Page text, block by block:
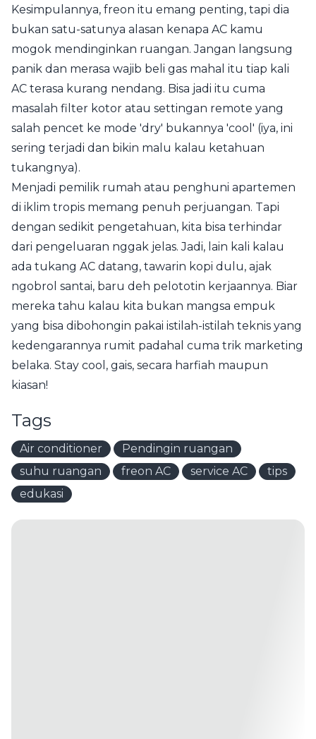
Kesimpulannya, freon itu emang penting, tapi dia
bukan satu-satunya alasan kenapa AC kamu
mogok mendinginkan ruangan. Jangan langsung
panik dan merasa wajib beli gas mahal itu tiap kali
AC terasa kurang nendang. Bisa jadi itu cuma
masalah filter kotor atau settingan remote yang
salah pencet ke mode 'dry' bukannya 'cool' (iya, ini
sering terjadi dan bikin malu kalau ketahuan
tukangnya).
Menjadi pemilik rumah atau penghuni apartemen
di iklim tropis memang penuh perjuangan. Tapi
dengan sedikit pengetahuan, kita bisa terhindar
dari pengeluaran nggak jelas. Jadi, lain kali kalau
ada tukang AC datang, tawarin kopi dulu, ajak
ngobrol santai, baru deh pelototin kerjaannya. Biar
mereka tahu kalau kita bukan mangsa empuk
yang bisa dibohongin pakai istilah-istilah teknis yang
kedengarannya rumit padahal cuma trik marketing
belaka. Stay cool, gais, secara harfiah maupun
kiasan!
Tags
Air conditioner
Pendingin ruangan
suhu ruangan
freon AC service AC
tips
edukasi